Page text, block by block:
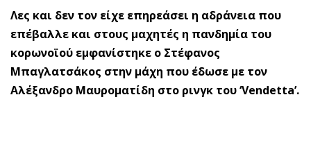
Λες και δεν τον είχε επηρεάσει η αδράνεια που
επέβαλλε και στους μαχητές η πανδημία του
κορωνοϊού εμφανίστηκε ο Στέφανος
Μπαγλατσάκος στην μάχη που έδωσε με τον
Αλέξανδρο Μαυροματίδη στο ρινγκ του ‘Vendetta’.